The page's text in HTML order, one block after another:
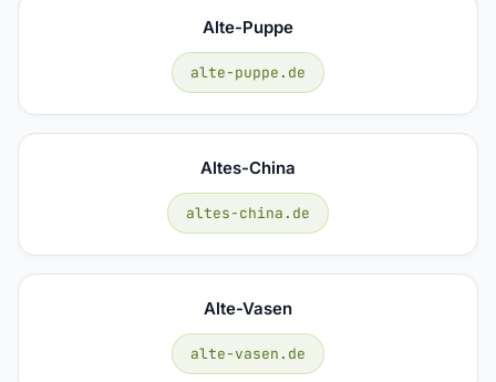
Alte-Puppe
alte-puppe.de
Altes-China
altes-china.de
Alte-Vasen
alte-vasen.de